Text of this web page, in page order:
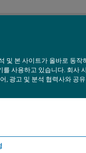
및 본 사이트가 올바로 동작
사용하고 있습니다. 회사
, 광고 및 분석 협력사와 공